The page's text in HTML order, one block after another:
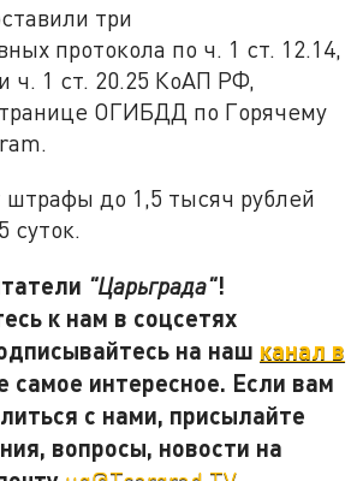
три
протокола по ч. 1 ст. 12.14,
ч. 1 ст. 20.25 КоАП РФ,
ОГИБДД по Горячему
штрафы до 1,5 тысяч рублей
суток.
"Царьграда"!
к нам в соцсетях
на наш канал в
самое интересное. Если вам
с нами, присылайте
вопросы, новости на